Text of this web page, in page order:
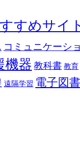
すめサイ
コミュニケーシ
機器 教科書 教育
遠隔学習 電子図書